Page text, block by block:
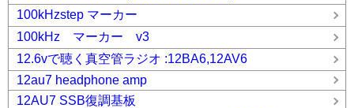
100kHzstep マーカー
100kHz マーカー v3
12.6vで聴く真空管ラジオ :12BA6,12AV6
12au7 headphone amp
12AU7 SSB復調基板